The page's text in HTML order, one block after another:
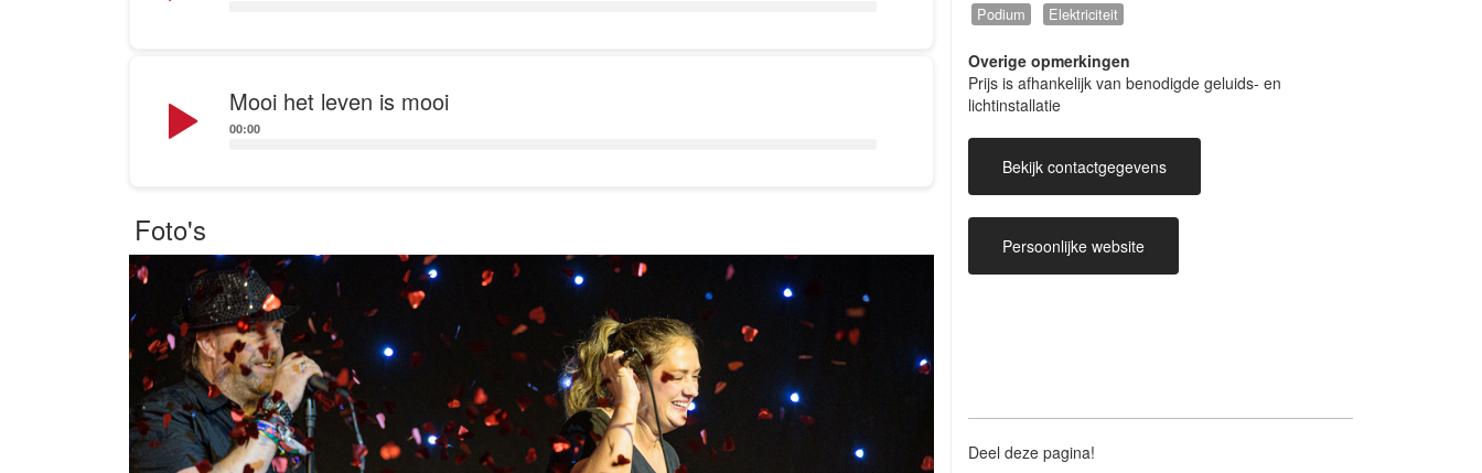
REL 2025 Kersthappening Asse
Mooi het leven is mooi
Player
00:00
Foto's
Podium Elektriciteit
Overige opmerkingen
Prijs is afhankelijk van benodigde geluids- en
lichtinstallatie
Bekijk contactgegevens
Persoonlijke website
Deel deze pagina!